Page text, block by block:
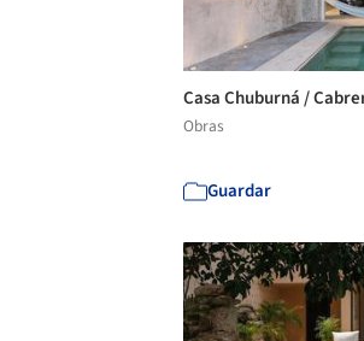
Casa Chuburná /
Obras
Guardar